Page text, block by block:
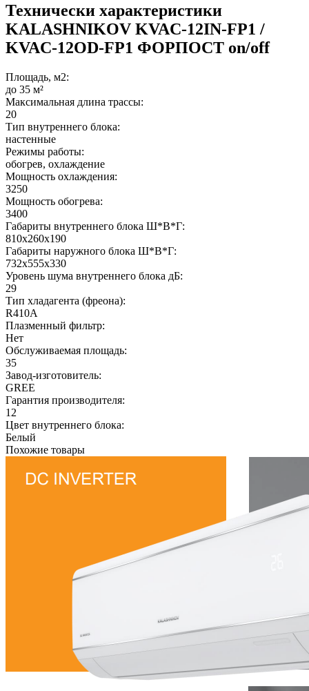
Технически характеристики
KALASHNIKOV KVAC-12IN-FP1 /
KVAC-12OD-FP1 ФОРПОСТ on/off
Площадь, м2:
до 35 м²
Максимальная длина трассы:
20
Тип внутреннего блока:
настенные
Режимы работы:
обогрев, охлаждение
Мощность охлаждения:
3250
Мощность обогрева:
3400
Габариты внутреннего блока Ш*В*Г:
810х260х190
Габариты наружного блока Ш*В*Г:
732х555х330
Уровень шума внутреннего блока дБ:
29
Тип хладагента (фреона):
R410A
Плазменный фильтр:
Нет
Обслуживаемая площадь:
35
Завод-изготовитель:
GREE
Гарантия производителя:
12
Цвет внутреннего блока:
Белый
Похожие товары